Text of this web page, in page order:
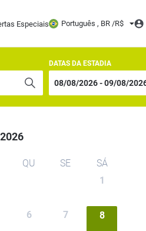
Especiais Português , BR /R$
DATAS DA ESTADIA
2026
QU SE
SÁ
1
6 7 8